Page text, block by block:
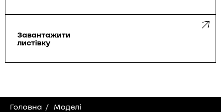
Завантажити
листівку
Головна Моделі